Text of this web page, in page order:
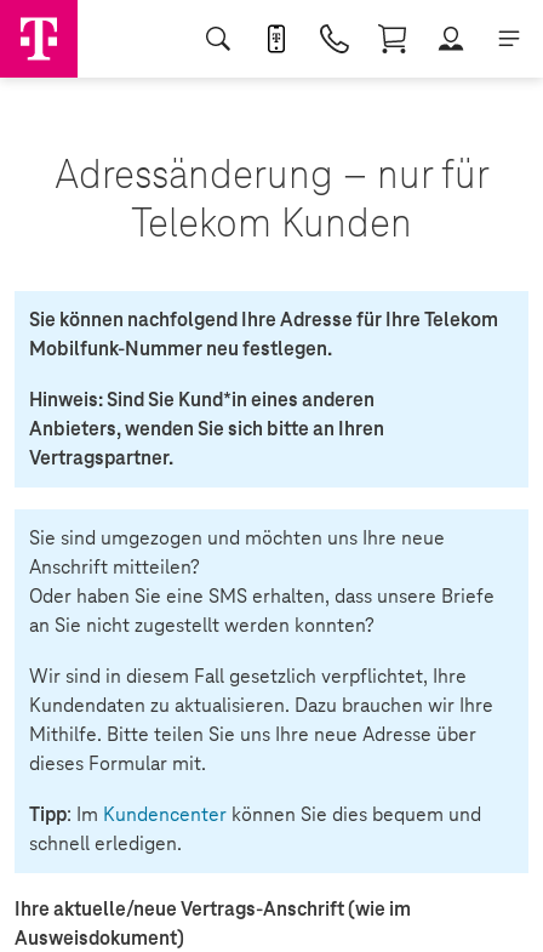
Adressänderung – nur für
Telekom Kunden
Sie können nachfolgend Ihre Adresse für Ihre Telekom
Mobilfunk-Nummer neu festlegen.
Hinweis: Sind Sie Kund*in eines anderen
Anbieters, wenden Sie sich bitte an Ihren
Vertragspartner.
Sie sind umgezogen und möchten uns Ihre neue
Anschrift mitteilen?
Oder haben Sie eine SMS erhalten, dass unsere Briefe
an Sie nicht zugestellt werden konnten?
Wir sind in diesem Fall gesetzlich verpflichtet, Ihre
Kundendaten zu aktualisieren. Dazu brauchen wir Ihre
Mithilfe. Bitte teilen Sie uns Ihre neue Adresse über
dieses Formular mit.
Tipp: Im Kundencenter können Sie dies bequem und
schnell erledigen.
Ihre aktuelle/neue Vertrags-Anschrift (wie im
Ausweisdokument)